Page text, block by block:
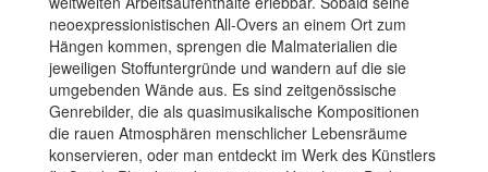
neoexpressionistischen All-Overs an einem Ort zum
Hängen kommen, sprengen die Malmaterialien die
jeweiligen Stoffuntergründe und wandern auf die sie
umgebenden Wände aus. Es sind zeitgenössische
Genrebilder, die als quasimusikalische Kompositionen
die rauen Atmosphären menschlicher Lebensräume
konservieren, oder man entdeckt im Werk des Künstlers